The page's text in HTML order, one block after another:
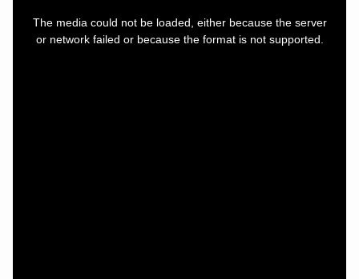
The media could not be loaded, either because the server
or network failed or because the format is not supported.